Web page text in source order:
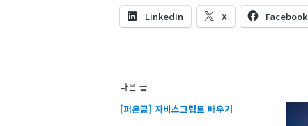
LinkedIn X Facebook
다른 글
[퍼온글] 자바스크립트 배우기